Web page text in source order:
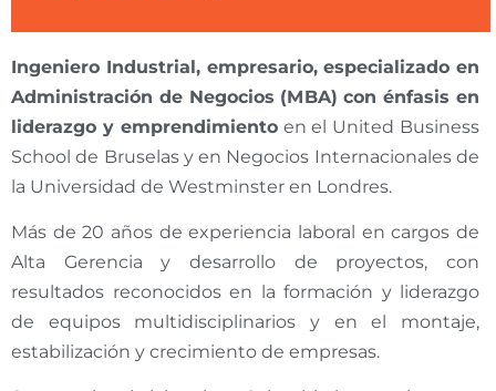
Ingeniero Industrial, empresario, especializado en
Administración de Negocios (MBA) con énfasis en
liderazgo y emprendimientoen el United Business
School de Bruselas y en Negocios Internacionales de
la Universidad de Westminster en Londres.
Más de 20 años de experiencia laboral en cargos de
Alta Gerencia y desarrollo de proyectos, con
resultados reconocidos en la formación y liderazgo
de equipos multidisciplinarios y en el montaje,
estabilización y crecimiento de empresas.